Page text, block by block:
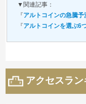
▼関連記事：
『アルトコインの急騰予
『アルトコインを選ぶ6
アクセスラ